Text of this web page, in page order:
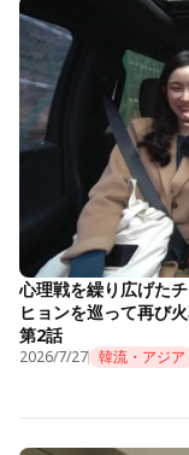
心理戦を繰り広げた
ヒョンを巡って再び
第2話
2026/7/27 韓流・アジア